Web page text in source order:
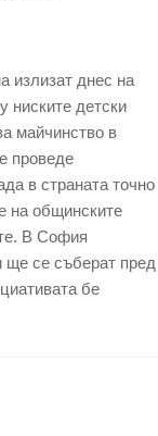
излизат днес на
ниските детски
майчинство в
проведе
в страната точно
на общинските
В София
ще се съберат пред
бе